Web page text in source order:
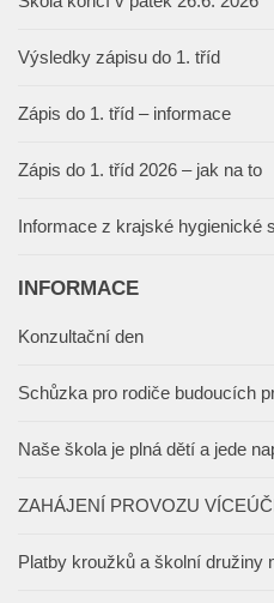
Výsledky zápisu do 1. tříd
Zápis do 1. tříd – informace
Zápis do 1. tříd 2026 – jak na to
Informace z krajské hygienické
INFORMACE
Konzultační den
Schůzka pro rodiče budoucích
Naše škola je plná dětí a jede
ZAHÁJENÍ PROVOZU
Platby kroužků a školní družiny